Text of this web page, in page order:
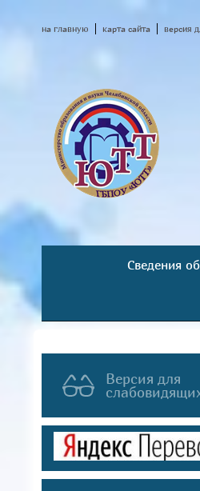
на главную карта сайта версия
Сведения
Версия для